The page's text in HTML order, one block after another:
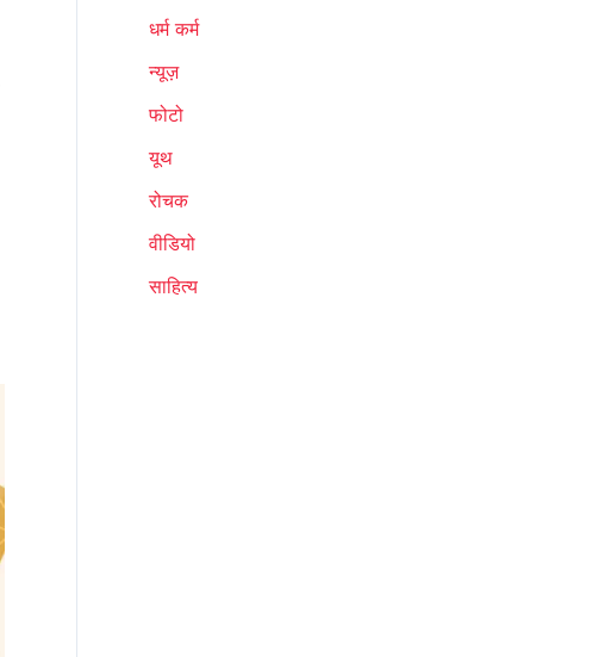
धर्म कर्म
न्यूज़
फोटो
यूथ
रोचक
वीडियो
साहित्य